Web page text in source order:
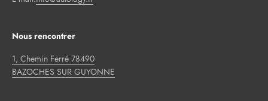
Nous rencontrer
1, Chemin Ferré 78490
BAZOCHES SUR GUYONNE